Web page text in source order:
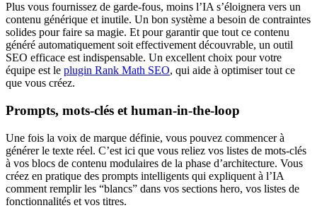
Plus vous fournissez de garde-fous, moins l’IA s’éloignera vers un
contenu générique et inutile. Un bon système a besoin de contraintes
solides pour faire sa magie. Et pour garantir que tout ce contenu
généré automatiquement soit effectivement découvrable, un outil
SEO efficace est indispensable. Un excellent choix pour votre
équipe est le plugin Rank Math SEO, qui aide à optimiser tout ce
que vous créez.
Prompts, mots-clés et human-in-the-loop
Une fois la voix de marque définie, vous pouvez commencer à
générer le texte réel. C’est ici que vous reliez vos listes de mots-clés
à vos blocs de contenu modulaires de la phase d’architecture. Vous
créez en pratique des prompts intelligents qui expliquent à l’IA
comment remplir les “blancs” dans vos sections hero, vos listes de
fonctionnalités et vos titres.